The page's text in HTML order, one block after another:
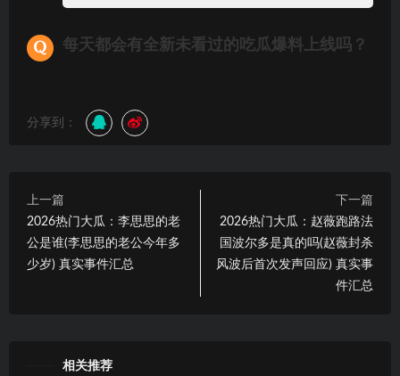
每天都会有全新未看过的吃瓜爆料上线吗？
分享到：
上一篇
2026热门大瓜：李思思的老
公是谁(李思思的老公今年多
少岁) 真实事件汇总
下一篇
2026热门大瓜：赵薇跑路法
国波尔多是真的吗(赵薇封杀
风波后首次发声回应) 真实事
件汇总
相关推荐